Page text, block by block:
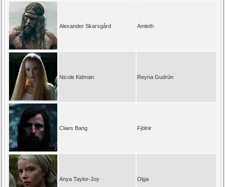
Alexander Skarsgård Amleth
Nicole Kidman Reyna Gudrún
Claes Bang Fjölnir
Anya Taylor-Joy Olga